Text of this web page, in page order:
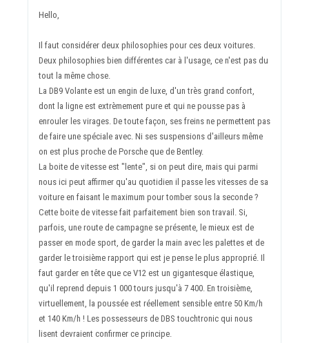
Hello,
Il faut considérer deux philosophies pour ces deux voitures.
Deux philosophies bien différentes car à l'usage, ce n'est pas du
tout la même chose.
La DB9 Volante est un engin de luxe, d'un très grand confort,
dont la ligne est extrèmement pure et qui ne pousse pas à
enrouler les virages. De toute façon, ses freins ne permettent pas
de faire une spéciale avec. Ni ses suspensions d'ailleurs même
on est plus proche de Porsche que de Bentley.
La boite de vitesse est "lente", si on peut dire, mais qui parmi
nous ici peut affirmer qu'au quotidien il passe les vitesses de sa
voiture en faisant le maximum pour tomber sous la seconde ?
Cette boite de vitesse fait parfaitement bien son travail. Si,
parfois, une route de campagne se présente, le mieux est de
passer en mode sport, de garder la main avec les palettes et de
garder le troisième rapport qui est je pense le plus approprié. Il
faut garder en tête que ce V12 est un gigantesque élastique,
qu'il reprend depuis 1 000 tours jusqu'à 7 400. En troisième,
virtuellement, la poussée est réellement sensible entre 50 Km/h
et 140 Km/h ! Les possesseurs de DBS touchtronic qui nous
lisent devraient confirmer ce principe.